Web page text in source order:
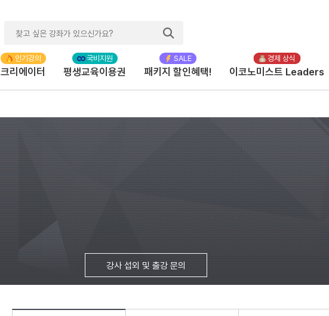
크리에이터 평생교육이용권 패키지 할인혜택! 이코노미스트 Leaders
강사 섭외 및 출강 문의